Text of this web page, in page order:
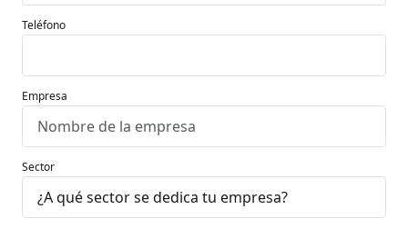
Teléfono
Empresa
Sector